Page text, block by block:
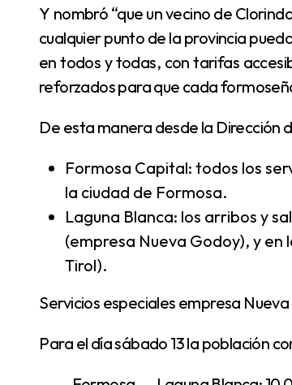
Y nombró “que un vecino de Clorinda, de Laguna Naineck, de Pastoril o de Riacho He Hé o desde
cualquier punto de la provincia
en todos y todas, con tarifas
reforzados para que cada
De esta manera desde la
Formosa Capital: todos los
la ciudad de Formosa.
Laguna Blanca: los arribos y
(empresa Nueva Godoy), y en
Tirol).
Servicios especiales empresa
Para el día sábado 13 la población